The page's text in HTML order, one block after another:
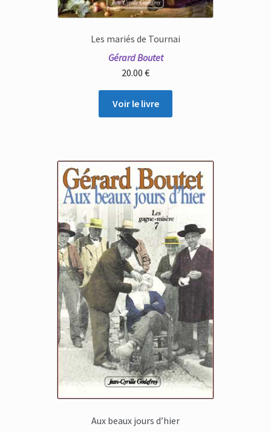
Les mariés de Tournai
Gérard Boutet
20.00 €
Voir le livre
Aux beaux jours d’hier